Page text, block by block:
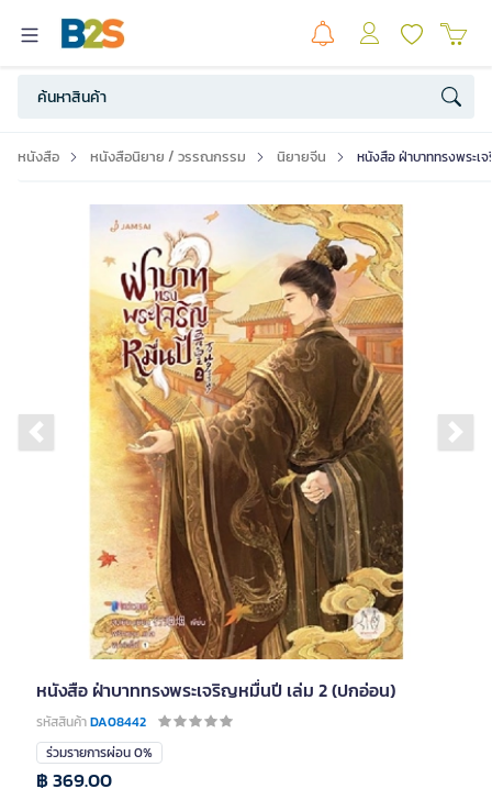
หนังสือ หนังสือนิยาย / วรรณกรรม นิยายจีน หนังสือ ฝ่าบาททรงพระเ
Previous slide
หนังสือ ฝ่าบาททรงพระเจริญหมื่นปี เล่ม 2 (ปกอ่อน)
รหัสสินค้าDA08442
ร่วมรายการผ่อน 0%
฿ 369.00